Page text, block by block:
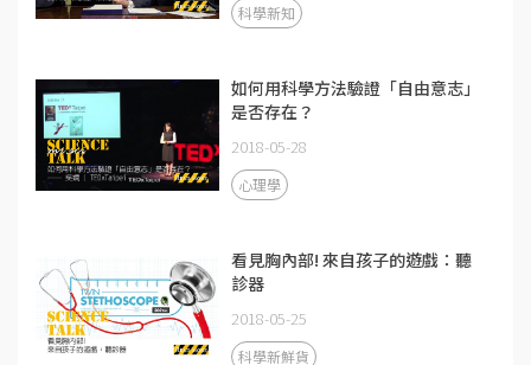
科學新知
如何用科學方法驗證「自由意志」
是否存在？
2018-05-28
心理學
看見胸內部! 來自孩子的遊戲：聽
診器
2018-05-25
科學新鮮貨